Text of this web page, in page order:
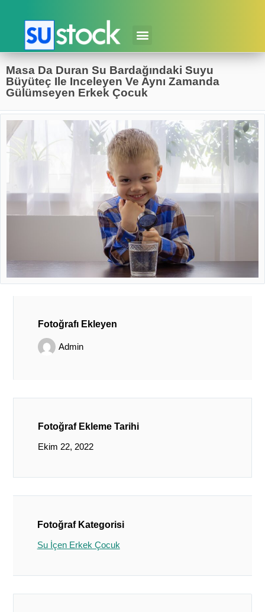
Masa Da Duran Su Bardağındaki Suyu
Büyüteç Ile Inceleyen Ve Aynı Zamanda
Gülümseyen Erkek Çocuk
Fotoğrafı Ekleyen
Admin
Fotoğraf Ekleme Tarihi
Ekim 22, 2022
Fotoğraf Kategorisi
Su İçen Erkek Çocuk